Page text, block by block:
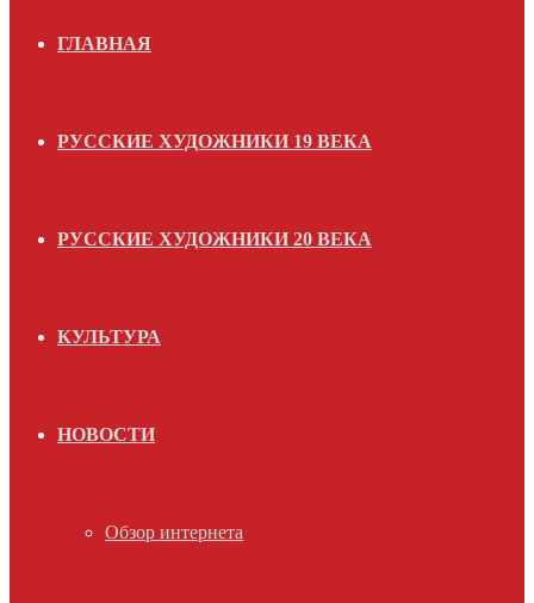
ГЛАВНАЯ
РУССКИЕ ХУДОЖНИКИ 19 ВЕКА
РУССКИЕ ХУДОЖНИКИ 20 ВЕКА
КУЛЬТУРА
НОВОСТИ
Обзор интернета